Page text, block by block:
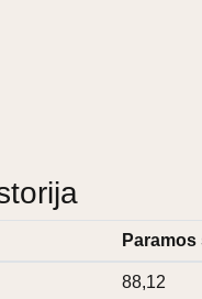
Paramos
88,12